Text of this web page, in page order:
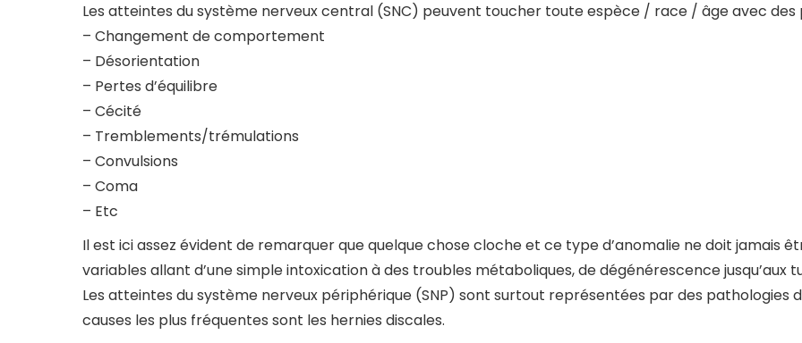
Les atteintes du système nerveux central (SNC) peuvent toucher toute espèce / race / âge avec des
– Changement de comportement
– Désorientation
– Pertes d’équilibre
– Cécité
– Tremblements/trémulations
– Convulsions
– Coma
– Etc
Il est ici assez évident de remarquer que quelque chose cloche et ce type d’anomalie ne doit jamais
variables allant d’une simple intoxication à des troubles métaboliques, de dégénérescence jusqu’aux
Les atteintes du système nerveux périphérique (SNP) sont surtout représentées par des pathologies
causes les plus fréquentes sont les hernies discales.